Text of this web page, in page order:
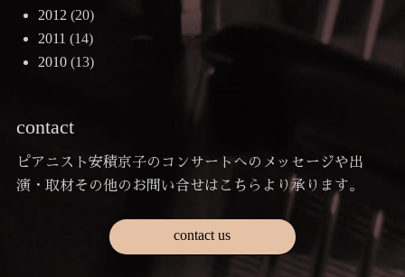
2012 (20)
2011 (14)
2010(13)
contact
ピアニスト安積京子のコンサートへのメッセージや出
演・取材その他のお問い合せはこちらより承ります。
contact us